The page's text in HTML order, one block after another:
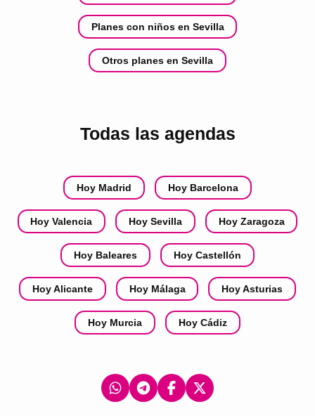
Planes con niños en Sevilla
Otros planes en Sevilla
Todas las agendas
Hoy Madrid Hoy Barcelona
Hoy Valencia Hoy Sevilla Hoy Zaragoza
Hoy Baleares Hoy Castellón
Hoy Alicante Hoy Málaga Hoy Asturias
Hoy Murcia Hoy Cádiz